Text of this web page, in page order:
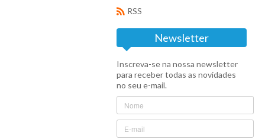
RSS
Newsletter
Inscreva-se na nossa newsletter
para receber todas as novidades
no seu e-mail.